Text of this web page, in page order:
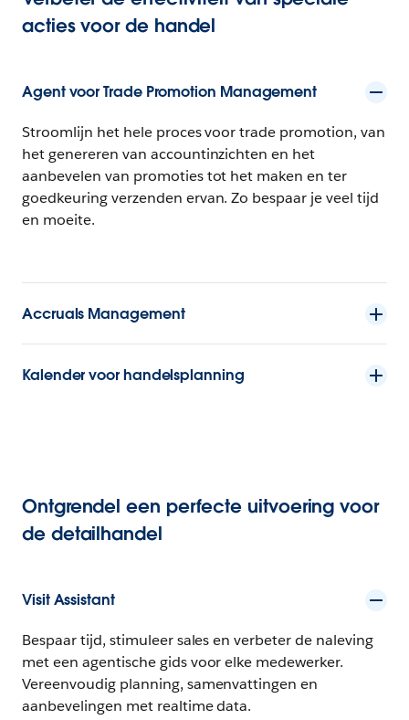
acties voor de handel
Agent voor Trade Promotion Management
Stroomlijn het hele proces voor trade promotion, van
het genereren van accountinzichten en het
aanbevelen van promoties tot het maken en ter
goedkeuring verzenden ervan. Zo bespaar je veel tijd
en moeite.
Accruals Management
Kalender voor handelsplanning
Ontgrendel een perfecte uitvoering voor
de detailhandel
Visit Assistant
Bespaar tijd, stimuleer sales en verbeter de naleving
met een agentische gids voor elke medewerker.
Vereenvoudig planning, samenvattingen en
aanbevelingen met realtime data.